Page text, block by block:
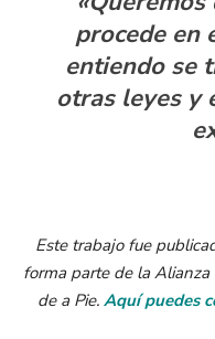
procede en
entiendo se
otras leyes y
Este trabajo fue
forma parte de la Alianza
de a Pie. Aquí puedes